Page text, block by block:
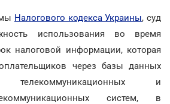
Налогового кодекса Украины, суд
использования во время
налоговой информации, которая
через базы данных
телекоммуникационных и
систем, в